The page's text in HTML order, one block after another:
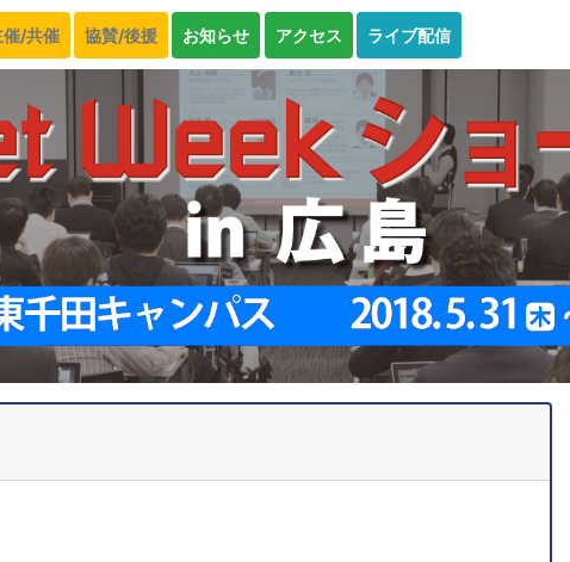
催/共催 協賛/後援 お知らせ アクセス ライブ配信